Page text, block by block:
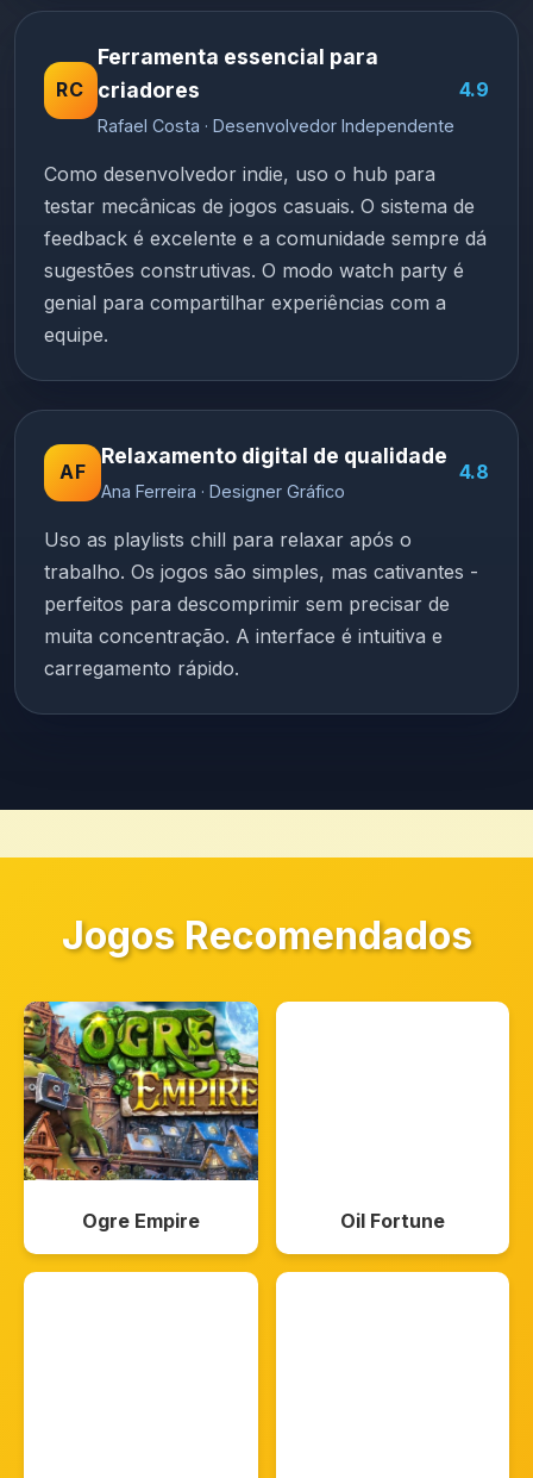
RC
Ferramenta essencial para
criadores
Rafael Costa · Desenvolvedor Independente
4.9
Como desenvolvedor indie, uso o hub para
testar mecânicas de jogos casuais. O sistema de
feedback é excelente e a comunidade sempre dá
sugestões construtivas. O modo watch party é
genial para compartilhar experiências com a
equipe.
AF
Relaxamento digital de qualidade
Ana Ferreira · Designer Gráfico
4.8
Uso as playlists chill para relaxar após o
trabalho. Os jogos são simples, mas cativantes -
perfeitos para descomprimir sem precisar de
muita concentração. A interface é intuitiva e
carregamento rápido.
Jogos Recomendados
Ogre Empire Oil Fortune